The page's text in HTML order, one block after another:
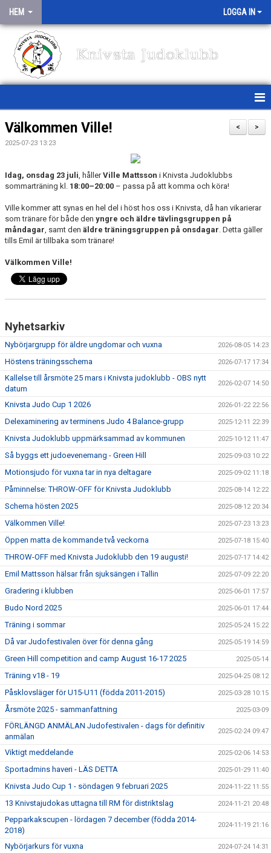
HEM LOGGA IN
Knivsta Judoklubb
HEM
NYHETER
TRÄNINGSSCHEMA
OM KLUBBEN
KALENDARIUM
DOKUMENT
KLUBBSHOP
>
<
Välkommen Ville!
2025-07-23 13:23
Idag, onsdag 23 juli, hållerVille Mattsson i Knivsta Judoklubbs
sommarträning kl. 18:00–20:00 – passa på att komma och köra!
Ville kommer att synas en hel del i höst hos oss i Knivsta, då han vikarierar
som tränare för både den yngre och äldre tävlingsgruppen på
måndagar, samt den äldre träningsgruppen på onsdagar. Detta gäller
tills Emil är tillbaka som tränare!
Välkommen Ville!
Nyhetsarkiv
Nybörjargrupp för äldre ungdomar och vuxna 2026-08-05 14:23
Höstens träningsschema 2026-07-17 17:34
Kallelse till årsmöte 25 mars i Knivsta judoklubb - OBS nytt
datum
2026-02-07 14:50
Knivsta Judo Cup 1 2026 2026-01-22 22:56
Delexaminering av terminens Judo 4 Balance-grupp 2025-12-11 22:39
Knivsta Judoklubb uppmärksammad av kommunen 2025-10-12 11:47
Så byggs ett judoevenemang - Green Hill 2025-09-03 10:22
Motionsjudo för vuxna tar in nya deltagare 2025-09-02 11:18
Påminnelse: THROW-OFF för Knivsta Judoklubb 2025-08-14 12:22
Schema hösten 2025 2025-08-12 20:34
Välkommen Ville! 2025-07-23 13:23
Öppen matta de kommande två veckorna 2025-07-18 15:40
THROW-OFF med Knivsta Judoklubb den 19 augusti! 2025-07-17 14:42
Emil Mattsson hälsar från sjuksängen i Tallin 2025-07-09 22:20
Gradering i klubben 2025-06-01 17:57
Budo Nord 2025 2025-06-01 17:44
Träning i sommar 2025-05-24 15:22
Då var Judofestivalen över för denna gång 2025-05-19 14:59
Green Hill competition and camp August 16-17 2025 2025-05-14
Träning v18 - 19 2025-04-25 08:12
Påsklovsläger för U15-U11 (födda 2011-2015) 2025-03-28 10:15
Årsmöte 2025 - sammanfattning 2025-03-09
FÖRLÄNGD ANMÄLAN Judofestivalen - dags för definitiv
anmälan
2025-02-24 09:47
Viktigt meddelande 2025-02-06 14:53
Sportadmins haveri - LÄS DETTA 2025-01-29 11:40
Knivsta Judo Cup 1 - söndagen 9 februari 2025 2024-11-22 11:55
13 Knivstajudokas uttagna till RM för distriktslag 2024-11-21 20:48
Pepparkakscupen - lördagen 7 december (födda 2014-
2018)
2024-11-19 21:16
Nybörjarkurs för vuxna 2024-07-24 14:31